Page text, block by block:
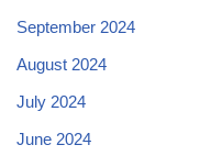
September 2024
August 2024
July 2024
June 2024